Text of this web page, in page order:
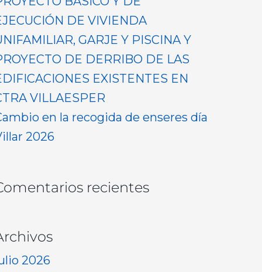
DE VIVIENDA
GARJE Y PISCINA Y
DE DERRIBO DE LAS
EXISTENTES EN
VILLAESPER
en la recogida de enseres día
2026
recientes
2026